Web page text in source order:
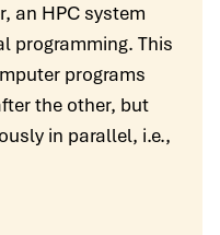
an HPC system
programming. This
programs
the other, but
in parallel, i.e.,